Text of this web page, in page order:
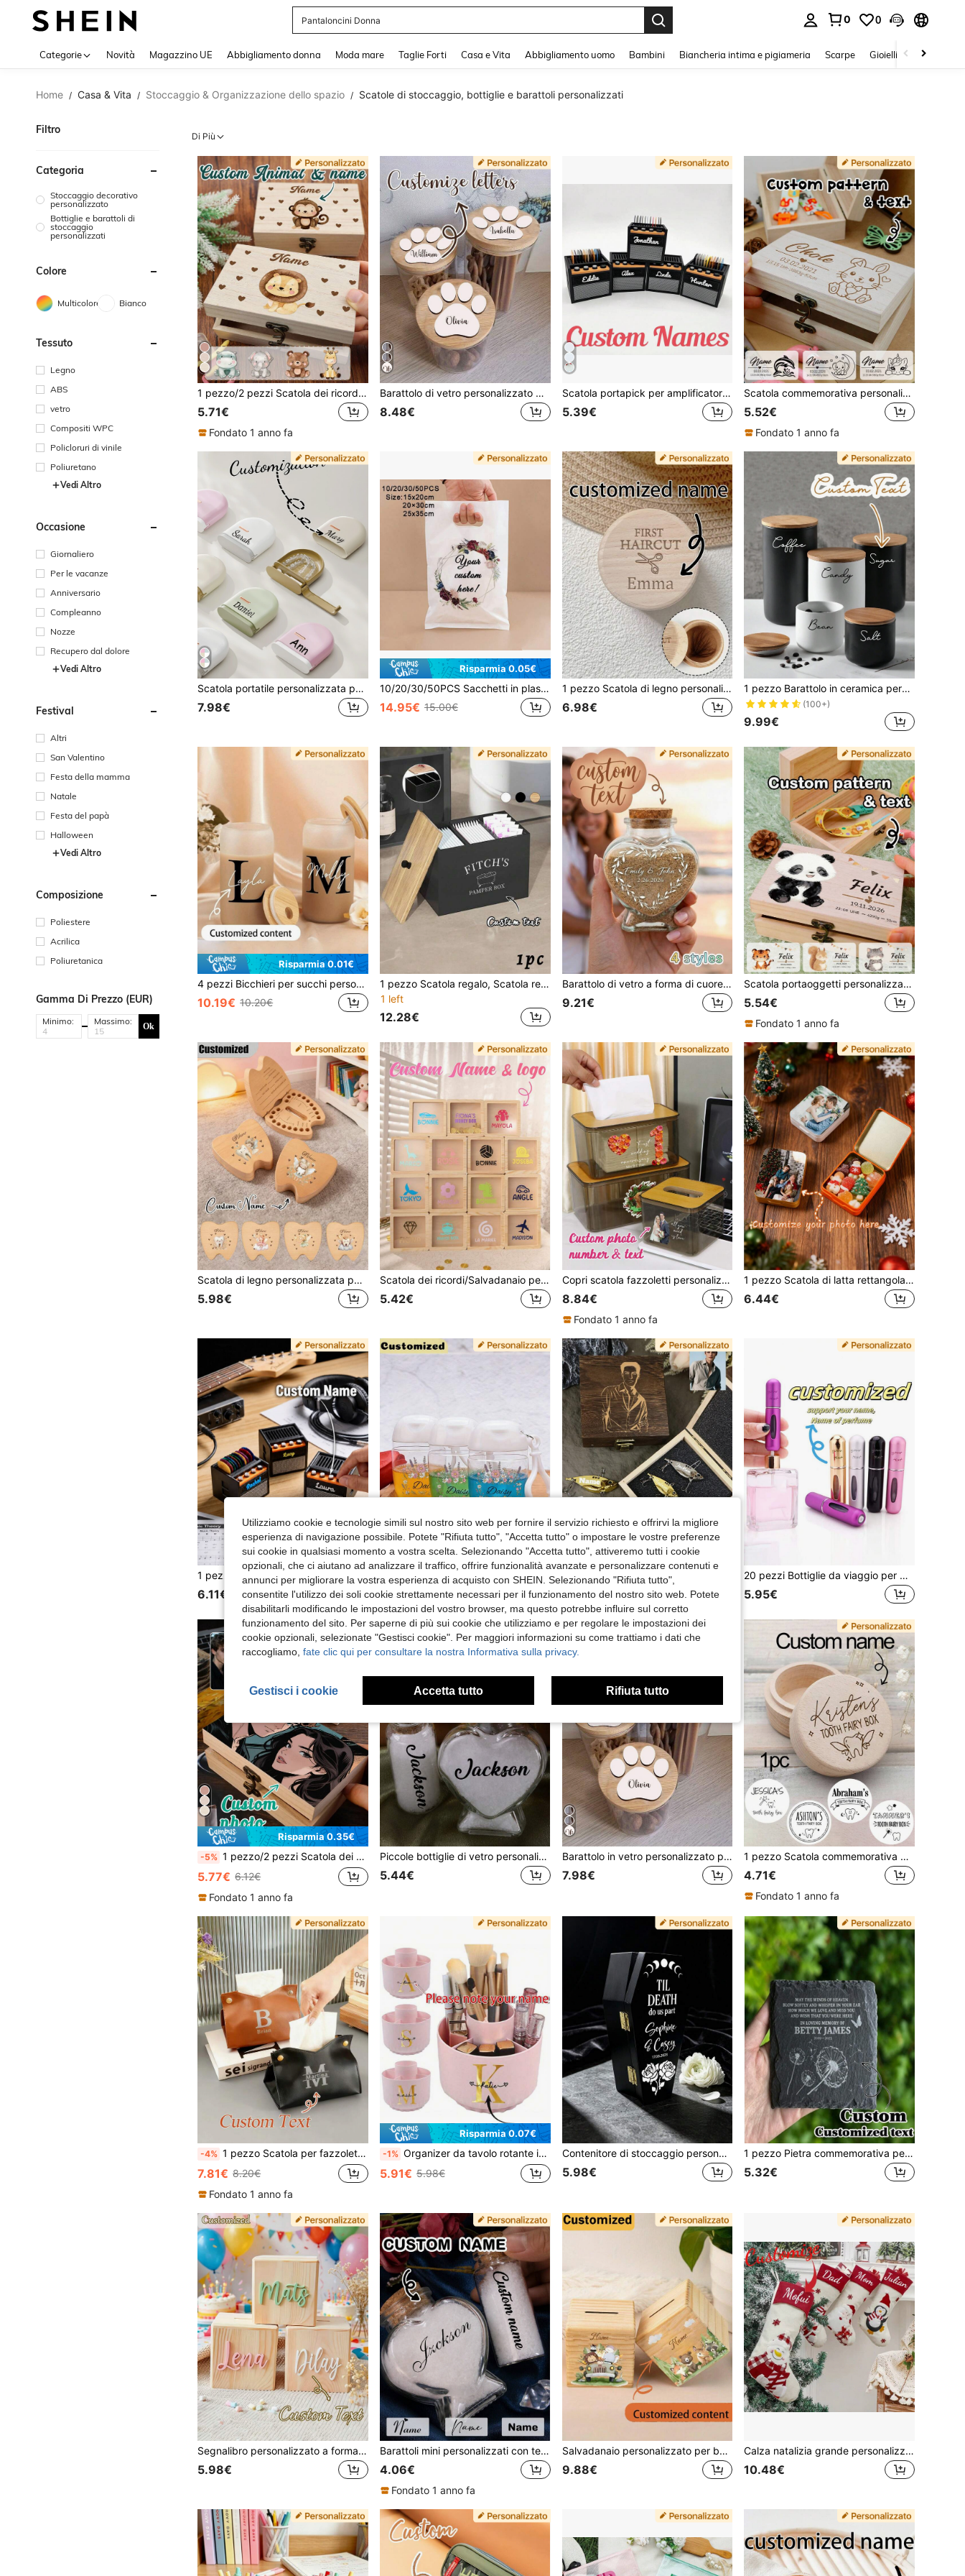
Squishy
0 0
Categorie Novità Magazzino UE Abbigliamento donna Moda mare Taglie Forti Casa e Vita Abbigliamento uomo Bambini Biancheria intima e pigiameria Scarpe Gioielli E Accessori
Home / Casa & Vita / Stoccaggio & Organizzazione dello spazio / Scatole di stoccaggio, bottiglie e barattoli personalizzati
Filtro
Categoria
Stoccaggio decorativo
personalizzato
Bottiglie e barattoli di
stoccaggio
personalizzati
Colore
Multicolore Bianco
Tessuto
Legno
ABS
vetro
Compositi WPC
Policloruri di vinile
Poliuretano
Vedi Altro
Occasione
Giornaliero
Per le vacanze
Anniversario
Compleanno
Nozze
Recupero dal dolore
Vedi Altro
Festival
Altri
San Valentino
Festa della mamma
Natale
Festa del papà
Halloween
Vedi Altro
Composizione
Poliestere
Acrilica
Poliuretanica
Gamma Di Prezzo (EUR)
Minimo: Massimo: Ok
Di Più
1 pezzo/2 pezzi Scatola dei ricordi fotografica personalizzata, Scatola di stoccaggio in legno personalizzata, Scatola dei ricordi fotografica personalizzata, Scatola decorativa con nome personalizzabile, Scatola portagioie, Scatola commemorativa per le vacanze, Regalo di matrimonio, Regalo di compleanno, Regalo di San Valentino, Anniversario, Camera da letto, Casa
5.71€
Fondato 1 anno fa
Barattolo di vetro personalizzato per conservare i premietti per cani con coperchio inciso e stampa di zampa, contenitore per cibo per animali domestici con nome personalizzabile
8.48€
Scatola portapick per amplificatore chitarra 3D personalizzabile, può contenere 11 pick sulla parte superiore con spazio di archiviazione extra - regalo perfetto per la Festa del Papà! Organizer per pick da chitarra, Portapick, Decorazione per amplificatore chitarra, Idea regalo per musicisti, Regalo personalizzato per chitarristi, Regalo per amanti della musica, Regalo per la musica rock, Regalo per band, Decorazione pratica, Portapick da chitarra, Pick da chitarra, Festa del Papà
5.39€
Scatola commemorativa personalizzata, scatola di raccolta personalizzata, scatola commemorativa personalizzata, adatta come confezione regalo per occasioni speciali, collezione commemorativa personalizzata alla moda, regalo perfetto per giorni commemorativi e traguardi, utilizzata per conservare cimeli preziosi
5.52€
Fondato 1 anno fa
Scatola portatile personalizzata per contenere il retainer dentale, la dentiera e l'apparecchio ortodontico per bambini, elegante autunnale
7.98€
Risparmia 0.05€
10/20/30/50PCS Sacchetti in plastica PE stampati personalizzati, sacchetti con testo personalizzato per attività commerciali, sacchetti per boutique, sacchetti per negozi all'ingrosso, multifunzionali, resistenti, antimuffa, regalo personalizzato per anniversari e compleanni
14.95€ 15.00€
1 pezzo Scatola di legno personalizzabile per conservare i capelli, scatola per conservare i capelli fetali, scatola di legno alternativa per conservare i capelli fetali, scatola per conservare i capelli del bambino, scatola di legno per conservare i capelli, scatola ricordo per la raccolta di capelli fetali unisex, ricordo in legno, unisex, testo del nome personalizzabile, regalo di Pasqua, regalo commemorativo, regalo di compleanno
6.98€
1 pezzo Barattolo in ceramica personalizzabile per conservare biscotti con coperchio in bambù ermetico, adatto per conservare tè, biscotti, caffè, spezie, caramelle, ecc. Multifunzionale, decorativo, riutilizzabile, personalizzato, unico. Regalo per il fidanzato, estetico, regalo per la nuova casa, idee regalo
(100+)
9.99€
Risparmia 0.01€
4 pezzi Bicchieri per succhi personalizzati con coperchi e cannucce, personalizzabili per feste di Ognissanti, caffè freddo, adatti per viaggi, conservazione di bevande, succhi, frullati, ottimi anche come regali per matrimoni, Ringraziamento, Natale, Ognissanti, in tutte le stagioni
10.19€ 10.20€
1 pezzo Scatola regalo, Scatola regalo personalizzata vuota per testimone dello sposo, Scatola regalo in legno, Scatola regalo per testimone dello sposo, Scatola regalo in legno, Scatola regalo riutilizzabile, Scatola regalo personalizzata con testo personalizzato
1 left
12.28€
Barattolo di vetro a forma di cuore personalizzato con incisione, bottiglia ricordo con testo e nomi personalizzati e tappo in sughero, 4 stili disponibili, perfetto per la cerimonia della sabbia dell'unione del matrimonio, souvenir di matrimonio in spiaggia, regalo di fidanzamento e anniversario
9.21€
Scatola portaoggetti personalizzata, scatola di legno personalizzata, scatola dei ricordi personalizzata, motivi animali carini, scatola decorativa personalizzabile, scatola di legno, scatola dei ricordi per le vacanze, regali di compleanno, anniversario, decorazione per la casa, regali unici, camera da letto, famiglia, amici
5.54€
Fondato 1 anno fa
Scatola di legno personalizzata per conservare oggetti, scatola per dentini, scatola per accessori per capelli, scatola portaanelli, scatola in legno a forma di angelo e dentino per raccogliere i dentini da Topolino. Adatta per lui, lei, il/la fidanzato/a, mamma, papà, famiglia, amici, anniversario, San Valentino, Festa della Mamma, compleanno, Festa del Papà, laurea, camera da letto, casa, sala da pranzo, ufficio, scuola
5.98€
Scatola dei ricordi/Salvadanaio personalizzato, 50 motivi cartoni animati disponibili, vetro spesso e infrangibile, San Valentino, decorazione per matrimonio, decorazione per la casa, regalo per coppie, souvenir di viaggio, anniversario, regalo personalizzato, decorazione per la stanza, gioielli, industriale, ricordo
5.42€
Copri scatola fazzoletti personalizzata con foto, portafazzoletti personalizzato con testo, scatola fazzoletti personalizzata con numero, dispenser fazzoletti personalizzabile con design, stile moderno e minimalista con coperchio in legno, ideale come regalo per festività, decorazione per la casa, anniversari di matrimonio, feste di inaugurazione casa, regali pensierosi, famiglia, organizzazione fazzoletti
8.84€
Fondato 1 anno fa
1 pezzo Scatola di latta rettangolare personalizzata, Scatola regalo personalizzata con foto, Adatta come scatola di stoccaggio regalo, Scatola di stoccaggio caramelle, Scatola di stoccaggio piccola, Scatola di confezionamento caramelle, Scatola di latta caramelle matrimonio personalizzata, Scatola caramelle matrimonio, Personalizzazione scatola regalo personalizzata
6.44€
6.11€
Bottiglie ricaricabili personalizzabili, bottiglie ricaricabili con testo personalizzato e motivo floreale, bottiglie da viaggio portatili, bottiglie vuote compatte per viaggi, bottiglie ricaricabili con pompa per prodotti per la cura della pelle, bottiglie riutilizzabili in plastica per struccante, tonico, smalto, essenza, ecc. Elementi essenziali per il viaggio, bottiglie per lo stoccaggio durante i viaggi
5.48€ 7.13€
20 pezzi Bottiglie da viaggio per profumi personalizzabili, campioni di profumo portatili per uso quotidiano, facili da trasportare
5.95€
Risparmia 0.35€
-5% 1 pezzo/2 pezzi Scatola dei ricordi personalizzata con foto, Scatola di stoccaggio in legno personalizzata, Scatola dei ricordi con foto personalizzata, Scatola decorativa con nome personalizzabile, Scatola per gioielli, Scatola commemorativa per le vacanze, Regalo di matrimonio, Regalo di compleanno, Regalo di San Valentino, Anniversario, Camera da letto, Casa
5.77€ 6.12€
Fondato 1 anno fa
Piccole bottiglie di vetro personalizzabili con tappi di sughero, bottiglie decorative personalizzate, bottiglie per sabbia, souvenir, bottiglie dei desideri, bottiglie dei ricordi, spiaggia, luna di miele, San Valentino, regali di matrimonio, bottiglie di vetro carine, regali di compleanno, camera da letto, soggiorno, sposo, sposa, amici, coppie, famiglia, padre, madre
5.44€
Barattolo in vetro personalizzato per conservare i premietti per cani con coperchio inciso e impronta di zampa, contenitore rotondo personalizzabile per cibo per animali domestici, premietti per l'addestramento, organizzatori per armadi e organizzazione della dispensa
7.98€
1 pezzo Scatola commemorativa personalizzata per il primo dente, scatola di legno per la fata dei denti personalizzabile con nome, scatola per la conservazione dei denti da latte, scatola per la conservazione dei denti persi, scatola multifunzionale per piccoli oggetti, impermeabile, sigillata, senza stiratura, incisa, decorativa, vintage raffinato, alta qualità, carina, personalizzabile, personalizzata, unica, regalo ideale per lei, fidanzato, fidanzata, papà, mamma, famiglia, amici, figlio, figlia, adatta per anniversario, San Valentino, matrimonio, decorazione della casa e altre occasioni.
4.71€
Fondato 1 anno fa
-4% 1 pezzo Scatola per fazzoletti in pelle personalizzata, stampa del nome personalizzata, design antipolvere, adatta per tavolo del soggiorno di casa, contenitore per fazzoletti in auto, forniture per feste, regalo per la festa della mamma, accessori da cucito artistici fatti a mano, stile bohémien
7.81€ 8.20€
Fondato 1 anno fa
Risparmia 0.07€
-1% Organizer da tavolo rotante in ABS di grande capacità personalizzabile, può essere stampato con il nome, può essere utilizzato come portapenne o portapennelli per il trucco, adatto per casa e scuola, soluzione di stoccaggio ideale per articoli di cartoleria e forniture scolastiche da scrivania
5.91€ 5.98€
Contenitore di stoccaggio personalizzato a forma di bara nera con coperchio, con design bohémien di astrologia e rose, adatto per la conservazione di anelli da matrimonio gotici e l'organizzazione di gioielli, scatole per gioielli regalo per feste di compleanno, confezioni regalo di Natale, scatola regalo di Ognissanti
5.98€
1 pezzo Pietra commemorativa personalizzata - Targa quadrata personalizzabile, adatta per la decorazione della casa, l'artigianato - Regalo commemorativo unico, memoriali incisi, lapidi e commemorativi con nome personalizzato
5.32€
Segnalibro personalizzato a forma di cuore in pelle, accessorio per libri con testo/immagine personalizzati, protezione per angoli di libri personalizzata, regalo ideale per lettori e amanti dei libri, etichetta regalo di compleanno per amici, famiglia e coppie, adesivo logo
5.98€
Barattoli mini personalizzati con testo, Barattoli mini personalizzati con tappi in sughero, Barattoli di sabbia personalizzati come ricordo, Barattolo decorativo piccolo personalizzabile, Bottiglia dei desideri, Bottiglia dei ricordi, Luna di miele in spiaggia, San Valentino, Regali di matrimonio, Barattolo di vetro carino, Regali di compleanno
4.06€
Fondato 1 anno fa
Salvadanaio personalizzato per bambini e bambine, salvadanaio a forma di animale personalizzato, salvadanaio in legno con nome, regalo di compleanno, scatola decorativa per la casa
9.88€
Calza natalizia grande personalizzata, calza regalo di Babbo Natale e pupazzo di neve, decorazioni per l'albero, decorazioni per feste natalizie in famiglia, contenitore regalo natalizio
10.48€
Utilizziamo cookie e tecnologie simili sul nostro sito web per fornire il servizio richiesto e offrirvi la migliore
esperienza di navigazione possibile. Potete "Rifiuta tutto", "Accetta tutto" o impostare le vostre preferenze
sui cookie in qualsiasi momento a vostra scelta. Selezionando "Accetta tutto", attiveremo tutti i cookie
opzionali, che ci aiutano ad analizzare il traffico, offrire funzionalità avanzate e personalizzare contenuti e
annunci per migliorare la vostra esperienza di acquisto con SHEIN. Selezionando "Rifiuta tutto",
consentite l'utilizzo dei soli cookie strettamente necessari per il funzionamento del nostro sito web. Potete
disabilitarli modificando le impostazioni del vostro browser, ma questo potrebbe influire sul corretto
funzionamento del sito. Per saperne di più sui cookie che utilizziamo e per regolare le impostazioni dei
cookie opzionali, selezionate "Gestisci cookie". Per maggiori informazioni su come trattiamo i dati che
raccogliamo, fate clic qui per consultare la nostra Informativa sulla privacy.
Gestisci i cookie Accetta tutto Rifiuta tutto